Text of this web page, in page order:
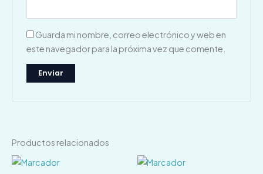
Guarda mi nombre, correo electrónico y web en
este navegador para la próxima vez que comente.
Productos relacionados